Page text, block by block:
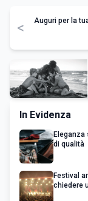
< Auguri per la
In Evidenza
di qualità
Festival
chiedere